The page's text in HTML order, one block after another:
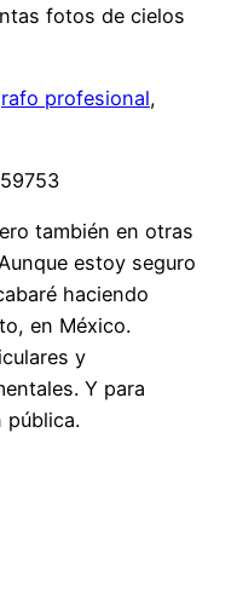
fotos de cielos
profesional,
también en otras
estoy seguro
haciendo
en México.
y
Y para
pública.